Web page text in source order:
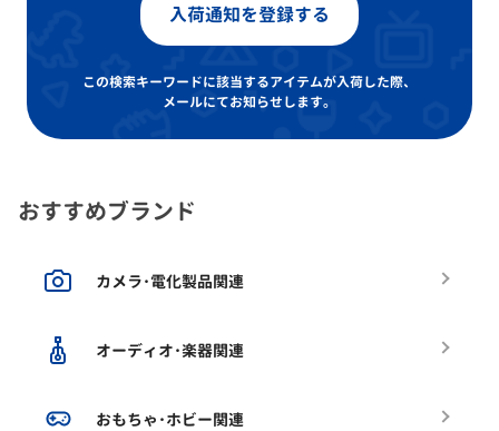
入荷通知を登録する
この検索キーワードに該当するアイテムが入荷した際、
メールにてお知らせします。
おすすめブランド
カメラ･電化製品関連
オーディオ･楽器関連
おもちゃ･ホビー関連